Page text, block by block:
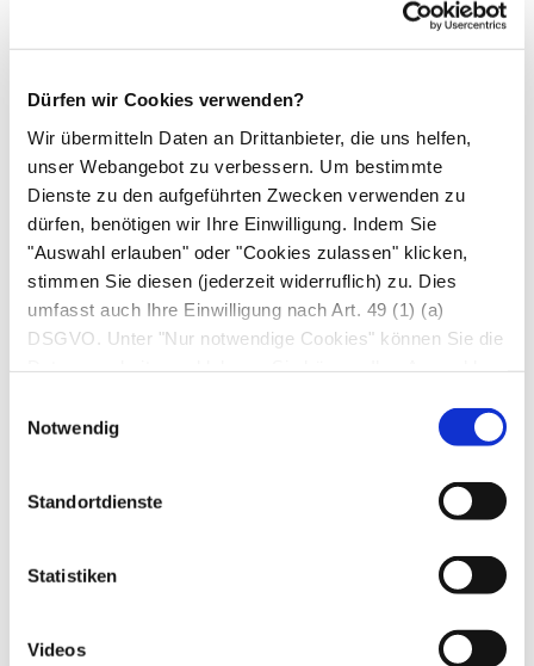
Dürfen wir Cookies verwenden?
Wir übermitteln Daten an Drittanbieter, die uns helfen,
unser Webangebot zu verbessern. Um bestimmte
Dienste zu den aufgeführten Zwecken verwenden zu
dürfen, benötigen wir Ihre Einwilligung. Indem Sie
"Auswahl erlauben" oder "Cookies zulassen" klicken,
stimmen Sie diesen (jederzeit widerruflich) zu. Dies
umfasst auch Ihre Einwilligung nach Art. 49 (1) (a)
DSGVO. Unter "Nur notwendige Cookies" können Sie die
Notwendig
Standortdienste
Statistiken
Videos
Regenbogenhaut-Entzündung.
Behandlung
Bakterielle Hornhautentzündung
Pharmakotherapie.Nach einem Abstrich wird
die Therapie sofort – ohne auf die Ergebnisse der
Erregerbestimmung zu warten – mit der Gabe
von lokalen Breitbandantibiotika (z. B.Neomycin
Gentamicin, Polymyxin) begonnen. Bei einem
Hypopyon - und damit einer Beteiligung der
Vorderkammer - gilt es, ein
Scopol®-Augentropfen
Hornhauttransplantation.
Bei verschlepptem
Verlauf, Unzuverlässigkeit der Therapie oder
einer drohenden Hornhautperforation muss der